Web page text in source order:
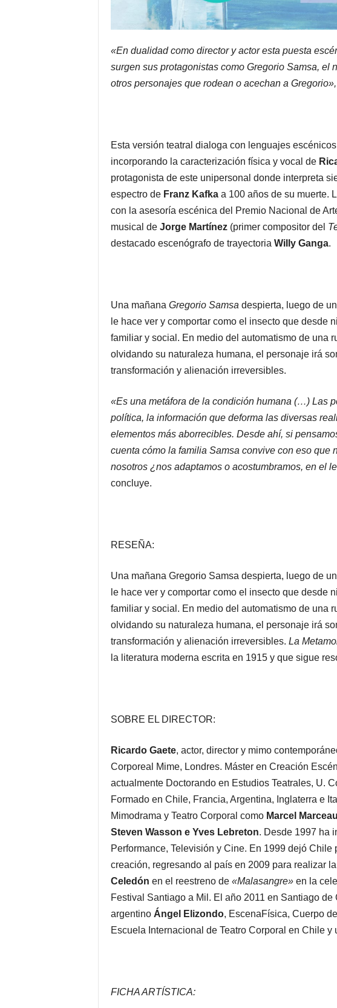
«En dualidad como director y actor esta puesta
surgen sus protagonistas como Gregorio Samsa, el
otros personajes que rodean o acechan a Gregorio»,
Esta versión teatral dialoga con lenguajes
incorporando la caracterización física y vocal de
protagonista de este unipersonal donde interpreta
espectro deFranz Kafkaa 100 años de su muerte.
con la asesoría escénica del Premio Nacional de
musical de Jorge Martínez(primer compositor del
destacado escenógrafo de trayectoria Willy Ganga.
Una mañana Gregorio Samsa despierta, luego de
le hace ver y comportar como el insecto que desde
familiar y social. En medio del automatismo de una
olvidando su naturaleza humana, el personaje irá
transformación y alienación irreversibles.
«Es una metáfora de la condición humana (…) Las
política, la información que deforma las diversas
elementos más aborrecibles. Desde ahí, si
cuenta cómo la familia Samsa convive con eso
nosotros ¿nos adaptamos o acostumbramos, en el
concluye.
RESEÑA:
Una mañana Gregorio Samsa despierta, luego de
le hace ver y comportar como el insecto que desde
familiar y social. En medio del automatismo de una
olvidando su naturaleza humana, el personaje irá
transformación y alienación irreversibles. La
la literatura moderna escrita en 1915 y que sigue
SOBRE EL DIRECTOR:
Ricardo Gaete, actor, director y mimo
Corporeal Mime, Londres. Máster en Creación
actualmente Doctorando en Estudios Teatrales, U.
Formado en Chile, Francia, Argentina, Inglaterra e
Mimodrama y Teatro Corporal como Marcel
Steven Wasson e Yves Lebreton. Desde 1997 ha
Performance, Televisión y Cine. En 1999 dejó Chile
creación, regresando al país en 2009 para realizar
Celedón en el reestreno de «Malasangre»en la
Festival Santiago a Mil. El año 2011 en Santiago
argentino Ángel Elizondo, EscenaFísica, Cuerpo
Escuela Internacional de Teatro Corporal en Chile y
FICHA ARTÍSTICA: